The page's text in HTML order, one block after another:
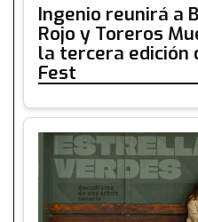
Ingenio reunirá a
Rojo y Toreros
la tercera edición
Fest